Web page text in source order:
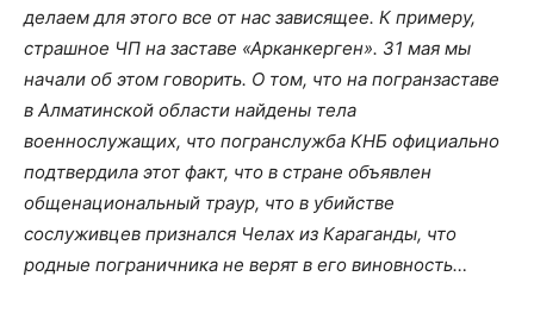
делаем для этого все от нас зависящее. К примеру,
страшное ЧП на заставе «Арканкерген». 31 мая мы
начали об этом говорить. О том, что на погранзаставе
в Алматинской области найдены тела
военнослужащих, что погранслужба КНБ официально
подтвердила этот факт, что в стране объявлен
общенациональный траур, что в убийстве
сослуживцев признался Челах из Караганды, что
родные пограничника не верят в его виновность…